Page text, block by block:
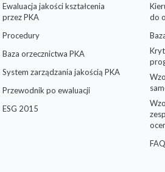
Ewaluacja jakości kształcenia
przez PKA
Procedury
Baza orzecznictwa PKA
System zarządzania jakością PKA
Przewodnik po ewaluacji
ESG 2015
do